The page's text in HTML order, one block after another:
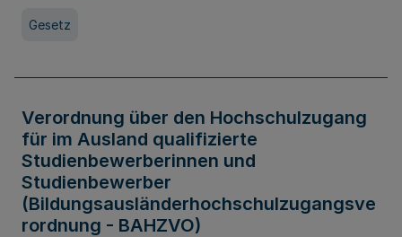
Gesetz
Verordnung über den Hochschulzugang
für im Ausland qualifizierte
Studienbewerberinnen und
Studienbewerber
(Bildungsausländerhochschulzugangsve
rordnung - BAHZVO)